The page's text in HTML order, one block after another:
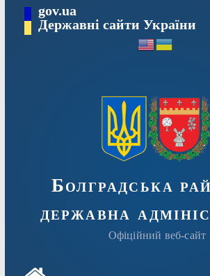
Перейтиgov.ua
Державні сайти України
Болградська
державна
Офіційний веб-сайт